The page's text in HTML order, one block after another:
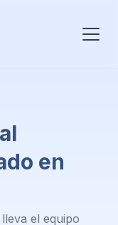
en
el equipo